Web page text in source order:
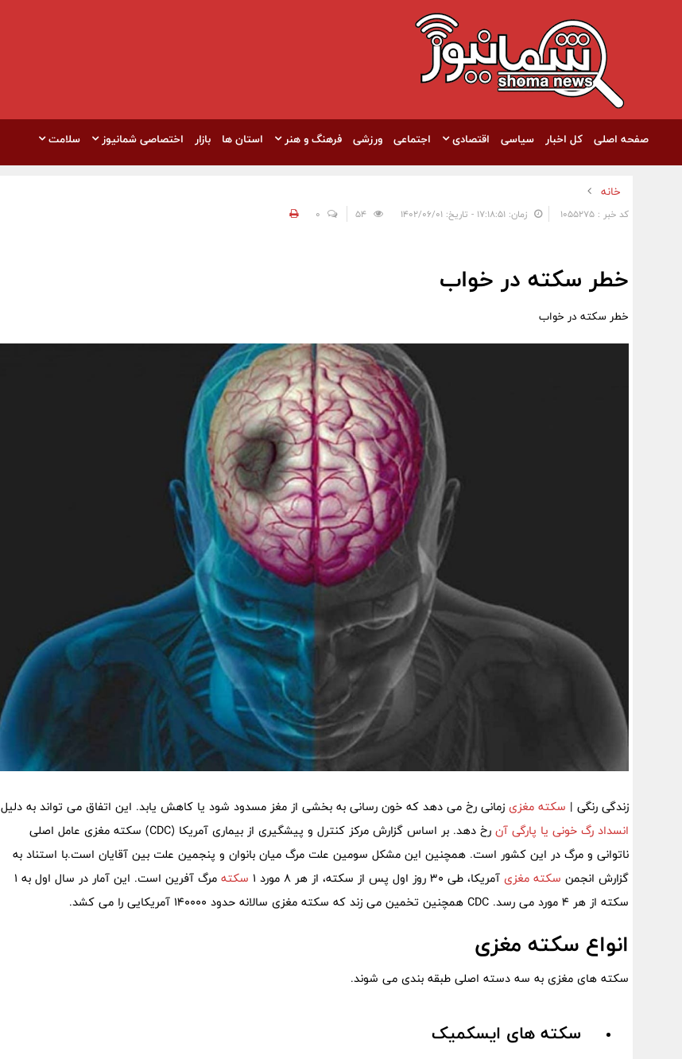
صفحه اصلی کل اخبار سیاسی اقتصادی اجتماعی ورزشی فرهنگ و هنر استان ها بازار اختصاصی شمانیوز سلامت
خانه
کد خبر : 1055275 زمان: ۱۷:۱۸:۵۱ - تاریخ: ۱۴۰۲/۰۶/۰۱ 0
خطر سکته در خواب
خطر سکته در خواب
زندگی رنگی | سکته مغزی زمانی رخ می دهد که خون رسانی به بخشی از مغز مسدود شود یا کاهش یابد. این اتفاق می تواند به دلیل
انسداد رگ خونی یا پارگی آن
رخ دهد. بر اساس گزارش مرکز کنترل و پیشگیری از بیماری آمریکا (CDC) سکته مغزی عامل اصلی
ناتوانی و مرگ در این کشور است. همچنین این مشکل سومین علت مرگ میان بانوان و پنجمین علت بین آقایان است.با استناد به
گزارش انجمن سکته مغزی آمریکا، طی 30 روز اول پس از سکته، از هر 8 مورد 1 سکته
مرگ آفرین است. این آمار در سال اول به 1
سکته از هر 4 مورد می رسد. CDC همچنین تخمین می زند که سکته مغزی سالانه حدود 140000 آمریکایی را می کشد.
انواع سکته مغزی
سکته های مغزی به سه دسته اصلی طبقه بندی می شوند.
سکته های ایسکمیک